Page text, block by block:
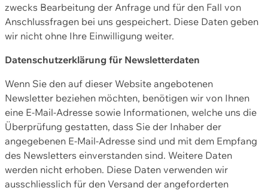
zwecks Bearbeitung der Anfrage und für den Fall von
Anschlussfragen bei uns gespeichert. Diese Daten geben
wir nicht ohne Ihre Einwilligung weiter.
Datenschutzerklärung für Newsletterdaten
Wenn Sie den auf dieser Website angebotenen
Newsletter beziehen möchten, benötigen wir von Ihnen
eine E-Mail-Adresse sowie Informationen, welche uns die
Überprüfung gestatten, dass Sie der Inhaber der
angegebenen E-Mail-Adresse sind und mit dem Empfang
des Newsletters einverstanden sind. Weitere Daten
werden nicht erhoben. Diese Daten verwenden wir
ausschliesslich für den Versand der angeforderten